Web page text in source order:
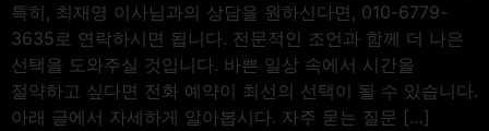
특히, 최재영 이사님과의 상담을 원하신다면, 010-6779-
3635로 연락하시면 됩니다. 전문적인 조언과 함께 더 나은
선택을 도와주실 것입니다. 바쁜 일상 속에서 시간을
절약하고 싶다면 전화 예약이 최선의 선택이 될 수 있습니다.
아래 글에서 자세하게 알아봅시다. 자주 묻는 질문 […]